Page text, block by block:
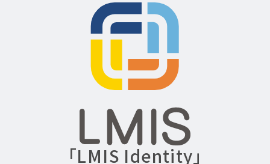
「LMIS Identity」